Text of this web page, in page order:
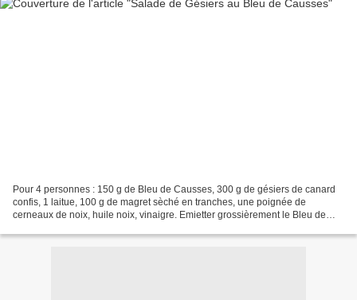
Pour 4 personnes : 150 g de Bleu de Causses, 300 g de gésiers de canard
confis, 1 laitue, 100 g de magret sèché en tranches, une poignée de
cerneaux de noix, huile noix, vinaigre. Emietter grossièrement le Bleu de